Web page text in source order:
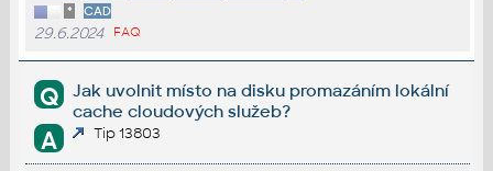
* CAD
29.6.2024 FAQ
Q
Jak uvolnit místo na disku promazáním lokální
cache cloudových služeb?
A Tip 13803